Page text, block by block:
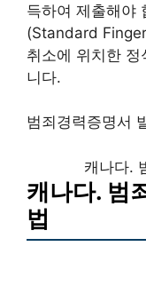
득하여 제출해야
(Standard
취소에 위치한
니다.
범죄경력증명서
캐나다.
캐나다. 범
법